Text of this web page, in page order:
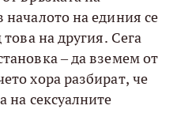
началото на единия се
това на другия. Сега
– да вземем от
хора разбират, че
на сексуалните